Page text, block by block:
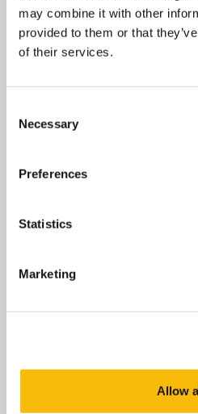
may combine it with other
provided to them or that
of their services.
Selection
Necessary
Preferences
Statistics
Marketing
Allow
zelfinzicht, versterk je je
hoe je effectief richting geeft
verandering en
Leadership Essentials
28 september 2026, 30
Locatie:
In Leadership Essentials